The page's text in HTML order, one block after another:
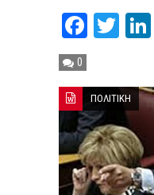
0
ΠΟΛΙΤΙΚΗ